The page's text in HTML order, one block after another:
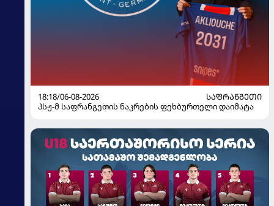
18:18/06-08-2026
ᲡᲐᲤᲠᲐᲜᲒᲔᲗᲘ
პსჟ-მ საფრანგეთის ნაკრების ფეხბურთელი დაიმატა